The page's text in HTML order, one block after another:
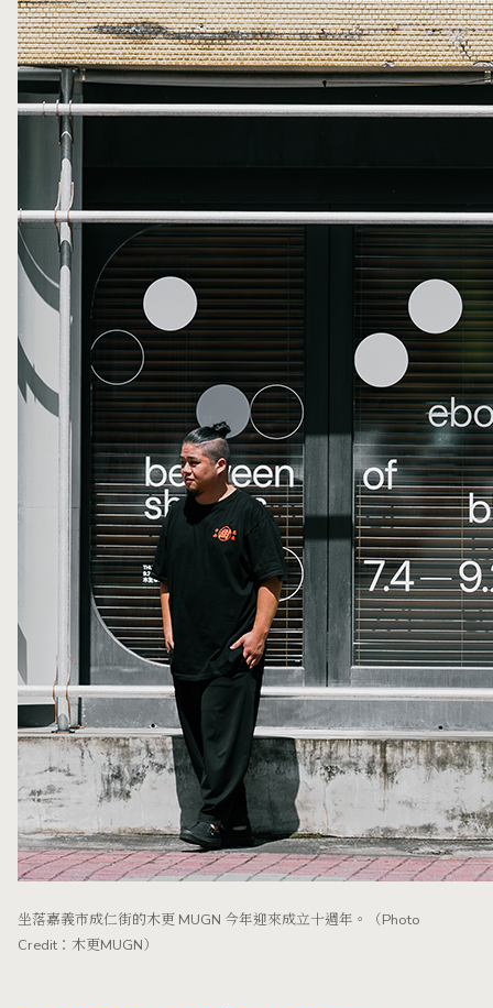
坐落嘉義市成仁街的木更 MUGN 今年迎來成立十週年。（Photo
Credit：木更MUGN）